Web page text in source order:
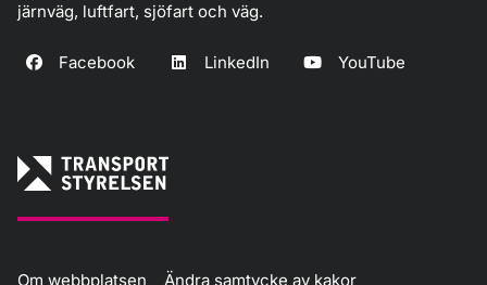
järnväg, luftfart, sjöfart och väg.
Facebook LinkedIn YouTube
Om webbplatsen Ändra samtycke av kakor